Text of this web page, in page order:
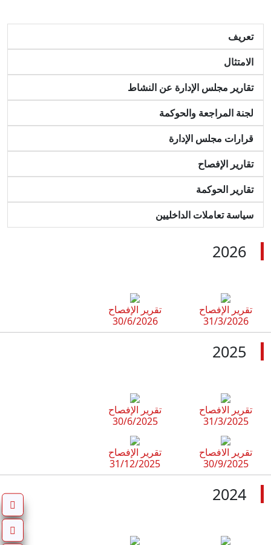
تعريف
الامتثال
تقارير مجلس الإدارة عن النشاط
لجنة المراجعة والحوكمة
قرارات مجلس الإدارة
تقارير الإفصاح
تقارير الحوكمة
سياسة تعاملات الداخليين
2026
تقرير الإفصاح
31/3/2026
تقرير الإفصاح
30/6/2026
2025
تقرير الافصاح
31/3/2025
تقرير الإفصاح
30/6/2025
تقرير الافصاح
30/9/2025
تقرير الإفصاح
31/12/2025
2024